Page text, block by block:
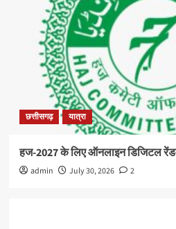
छत्तीसगढ़ यात्रा
हज-2027 के लिए ऑनलाइन डिजिटल
admin July 30, 2026 2